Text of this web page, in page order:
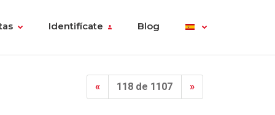
Identifícate Blog
« 118 de 1107 »